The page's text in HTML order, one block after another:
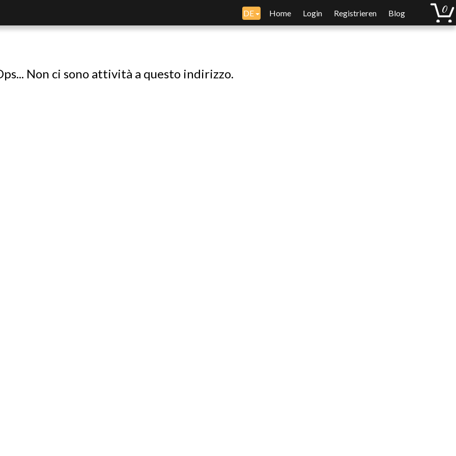
DE Home Login Registrieren Blog
Non ci sono attività a questo indirizzo.